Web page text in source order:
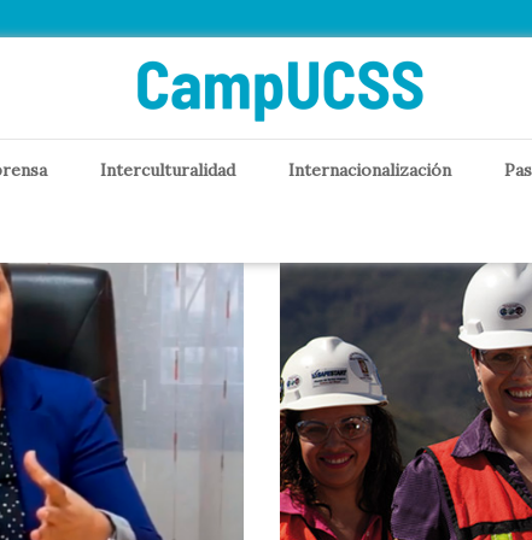
Interculturalidad Internacionalización
Social